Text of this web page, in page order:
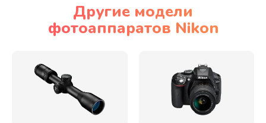
Другие модели
фотоаппаратов Nikon